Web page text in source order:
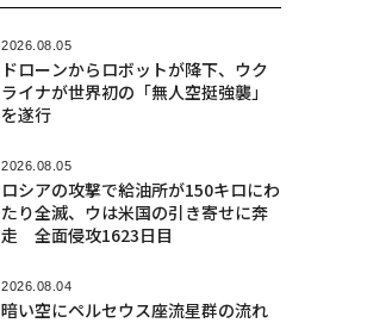
2026.08.05
ドローンからロボットが降下、ウク
ライナが世界初の「無人空挺強襲」
を遂行
2026.08.05
ロシアの攻撃で給油所が150キロにわ
たり全滅、ウは米国の引き寄せに奔
走 全面侵攻1623日目
2026.08.04
暗い空にペルセウス座流星群の流れ